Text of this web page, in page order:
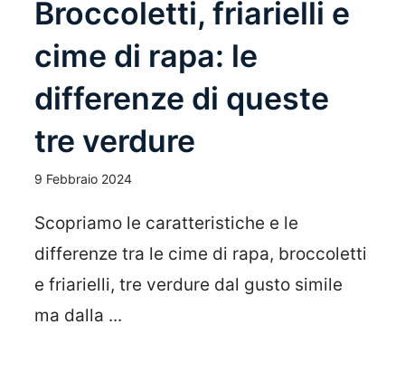
Broccoletti, friarielli e
cime di rapa: le
differenze di queste
tre verdure
9 Febbraio 2024
Scopriamo le caratteristiche e le
differenze tra le cime di rapa, broccoletti
e friarielli, tre verdure dal gusto simile
ma dalla ...